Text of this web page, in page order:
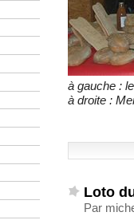
à gauche :
à droite :
Loto
Par